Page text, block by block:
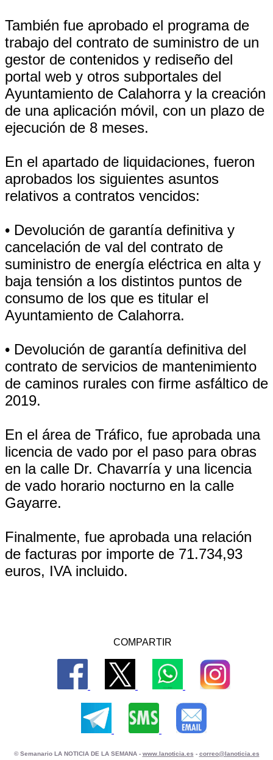
También fue aprobado el programa de
trabajo del contrato de suministro de un
gestor de contenidos y rediseño del
portal web y otros subportales del
Ayuntamiento de Calahorra y la creación
de una aplicación móvil, con un plazo de
ejecución de 8 meses.
En el apartado de liquidaciones, fueron
aprobados los siguientes asuntos
relativos a contratos vencidos:
• Devolución de garantía definitiva y
cancelación de val del contrato de
suministro de energía eléctrica en alta y
baja tensión a los distintos puntos de
consumo de los que es titular el
Ayuntamiento de Calahorra.
• Devolución de garantía definitiva del
contrato de servicios de mantenimiento
de caminos rurales con firme asfáltico de
2019.
En el área de Tráfico, fue aprobada una
licencia de vado por el paso para obras
en la calle Dr. Chavarría y una licencia
de vado horario nocturno en la calle
Gayarre.
Finalmente, fue aprobada una relación
de facturas por importe de 71.734,93
euros, IVA incluido.
COMPARTIR
© Semanario LA NOTICIA DE LA SEMANA - www.lanoticia.es - correo@lanoticia.es